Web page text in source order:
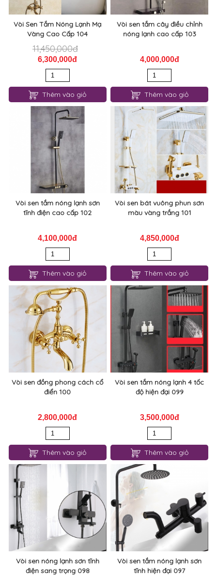
Vòi Sen Tắm Nóng Lạnh Mạ
Vàng Cao Cấp 104
11,450,000đ
6,300,000đ
Thêm vào giỏ
Vòi sen tắm cây điều chỉnh
nóng lạnh cao cấp 103
4,000,000đ
Thêm vào giỏ
Vòi sen tắm nóng lạnh sơn
tĩnh điện cao cấp 102
4,100,000đ
Thêm vào giỏ
Vòi sen bát vuông phun sơn
màu vàng trắng 101
4,850,000đ
Thêm vào giỏ
Vòi sen đồng phong cách cổ
điển 100
2,800,000đ
Thêm vào giỏ
Vòi sen tắm nóng lạnh 4 tốc
độ hiện đại 099
3,500,000đ
Thêm vào giỏ
Vòi sen nóng lạnh sơn tĩnh
điện sang trọng 098
Vòi sen tắm nóng lạnh sơn
tĩnh hiện đại 097